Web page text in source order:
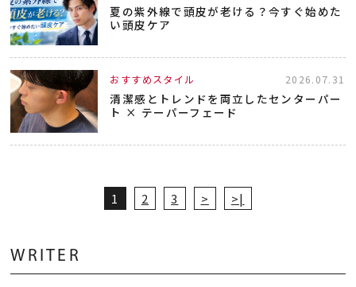
夏の紫外線で頭皮が老ける？今すぐ始めた
い頭皮ケア
おすすめスタイル 2026.07.31
清潔感とトレンドを両立したセンターパー
ト × テーパーフェード
1 2 3 > >|
WRITER